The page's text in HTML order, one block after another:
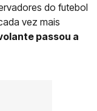
do futebol
vez mais
passou a